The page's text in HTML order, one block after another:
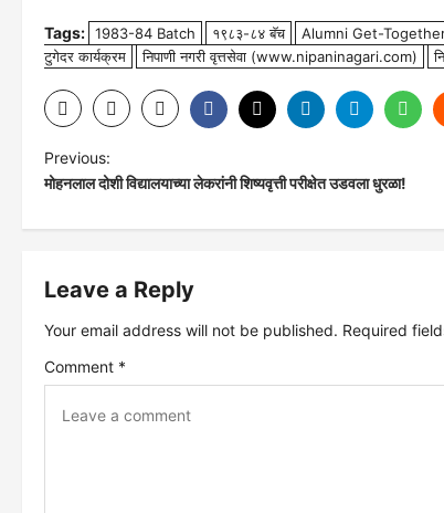
Tags: 1983-84 Batch १९८३-८४ बॅच Alumni Get-
टुगेदर कार्यक्रम
निपाणी नगरी वृत्तसेवा (www.nipaninagari.com)
P
t
n
Previous:
मोहनलाल दोशी विद्यालयाच्या लेकरांनी शिष्यवृत्ती परीक्षेत उडवला धुरळा!
Leave a Reply
Your email address will not be published. Required
Comment *